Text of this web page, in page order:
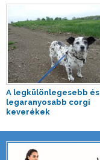
A legkülönlegesebb és
legaranyosabb corgi
keverékek